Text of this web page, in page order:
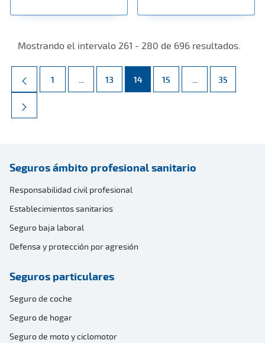
Mostrando el intervalo 261 - 280 de 696 resultados.
Página
1 ... Páginas intermedias Use TAB para desplazarse.
Página
13 Página
14 Página
15 ... Páginas
Página
35
Seguros ámbito profesional sanitario
Responsabilidad civil profesional
Establecimientos sanitarios
Seguro baja laboral
Defensa y protección por agresión
Seguros particulares
Seguro de coche
Seguro de hogar
Seguro de moto y ciclomotor